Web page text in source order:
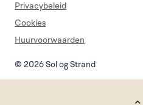
© 2026 Sol og Strand
Privacybeleid
Cookies
Huurvoorwaarden